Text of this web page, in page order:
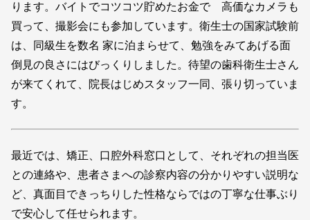
ります。バイトでコツコツ貯めたお金で 高価なカメラも
買って、撮影会にも参加しています。衛生士の国家試験前
は、同級生を数名 家に泊まらせて、勉強をみてあげる面
倒見の良さにはびっくりしました。待望の歯科衛生士さん
が来てくれて、院長はじめスタッフ一同、張り切っていま
す。
最近では、矯正、口腔外科窓口として、それぞれの担当医
との連絡や、患者さまへの診察内容の分かりやすい説明な
ど、真面目できっちりした性格ならではの丁寧な仕事ぶり
で安心して任せられます。